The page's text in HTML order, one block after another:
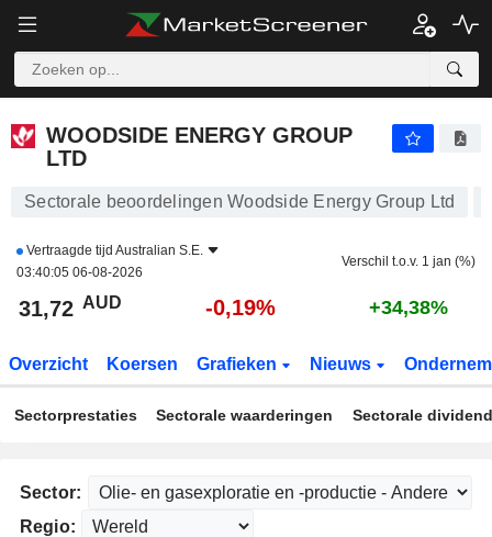
WOODSIDE ENERGY GROUP
LTD
Sectorale beoordelingen Woodside Energy Group Ltd
Vertraagde tijd Australian S.E.
03:40:05 06-08-2026
Verschil t.o.v. 1 jan (%)
31,72 AUD -0,19% +34,38%
Overzicht Koersen Grafieken Nieuws
Sectorprestaties Sectorale waarderingen Sectorale
Sector:
Regio: